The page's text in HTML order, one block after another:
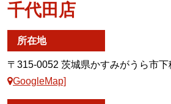
千代田店
所在地
〒315-0052 茨城県かすみがうら市
GoogleMap]